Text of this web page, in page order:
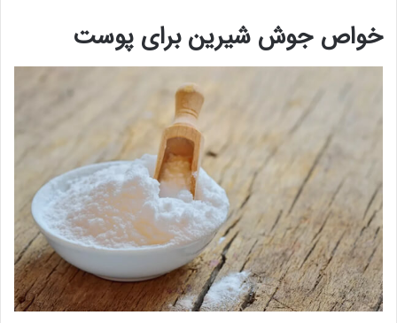
خواص جوش شیرین برای پوست